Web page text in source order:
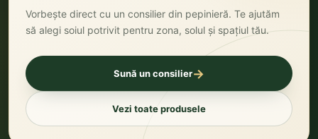
Vorbește direct cu un consilier din pepinieră. Te ajutăm
să alegi soiul potrivit pentru zona, solul și spațiul tău.
Sună un consilier→
Vezi toate produsele